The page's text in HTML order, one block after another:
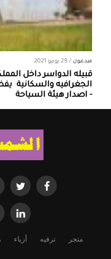
مبدعون / 29 يونيو 2021
قبيله الدواسر داخل
الجغرافيه والسكانية
- اصدار هيئة السياحة
متجر ترفيه أزياء